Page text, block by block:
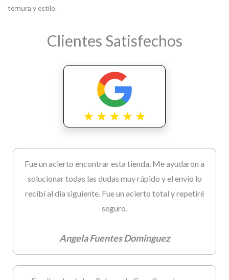
ternura y estilo.
Clientes Satisfechos
Fue un acierto encontrar esta tienda. Me ayudaron a
solucionar todas las dudas muy rápido y el envío lo
recibí al día siguiente. Fue un acierto total y repetiré
seguro.
Angela Fuentes Dominguez